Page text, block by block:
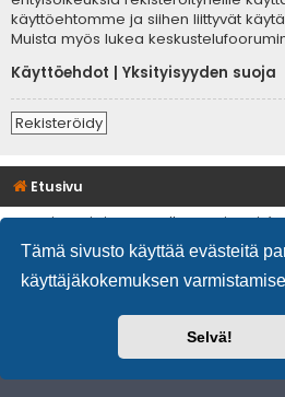
Tämä sivusto käyttää evästeitä
käyttäjäkokemuksen
Selvä!
käyttöehtomme ja siihen liittyvät
Muista myös lukea
Käyttöehdot
Yksityisyyden suoja
Rekisteröidy
Etusivu
Flat Style byIan Bradley•
Käännös: phpBB